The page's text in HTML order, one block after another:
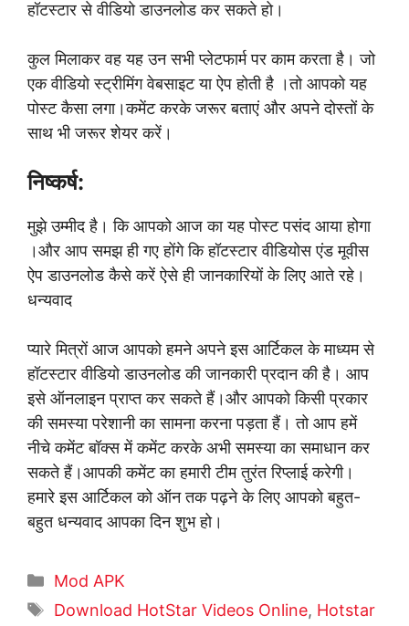
हॉटस्टार से वीडियो डाउनलोड कर सकते हो।
कुल मिलाकर वह यह उन सभी प्लेटफार्म पर काम करता है। जो
एक वीडियो स्ट्रीमिंग वेबसाइट या ऐप होती है ।तो आपको यह
पोस्ट कैसा लगा।कमेंट करके जरूर बताएं और अपने दोस्तों के
साथ भी जरूर शेयर करें।
निष्कर्ष:
मुझे उम्मीद है। कि आपको आज का यह पोस्ट पसंद आया होगा
।और आप समझ ही गए होंगे कि हॉटस्टार वीडियोस एंड मूवीस
ऐप डाउनलोड कैसे करें ऐसे ही जानकारियों के लिए आते रहे।
धन्यवाद
प्यारे मित्रों आज आपको हमने अपने इस आर्टिकल के माध्यम से
हॉटस्टार वीडियो डाउनलोड की जानकारी प्रदान की है। आप
इसे ऑनलाइन प्राप्त कर सकते हैं।और आपको किसी प्रकार
की समस्या परेशानी का सामना करना पड़ता हैं। तो आप हमें
नीचे कमेंट बॉक्स में कमेंट करके अभी समस्या का समाधान कर
सकते हैं।आपकी कमेंट का हमारी टीम तुरंत रिप्लाई करेगी।
हमारे इस आर्टिकल को ऑन तक पढ़ने के लिए आपको बहुत-
बहुत धन्यवाद आपका दिन शुभ हो।
Mod APK
Download HotStar Videos Online, Hotstar